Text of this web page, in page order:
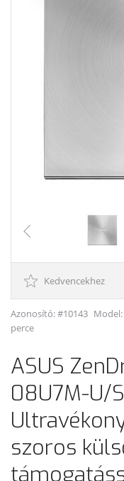
Kedvencekhez
Azonosító: #10143 Model:
perce
ASUS
08U7M-U/
szoros